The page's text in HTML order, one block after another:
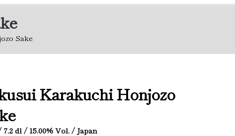
Sake
Karakuchi Honjozo
7.2 dl / 15.00% Vol. / Japan